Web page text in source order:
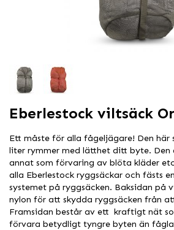
Eberlestock viltsäck
Ett måste för alla fågeljägare! Den här
liter rymmer med lätthet ditt byte. Den
annat som förvaring av blöta kläder
alla Eberlestock ryggsäckar och fästs
systemet på ryggsäcken. Baksidan på
nylon för att skydda ryggsäcken från
Framsidan består av ett kraftigt nät
förvara betydligt tyngre byten än